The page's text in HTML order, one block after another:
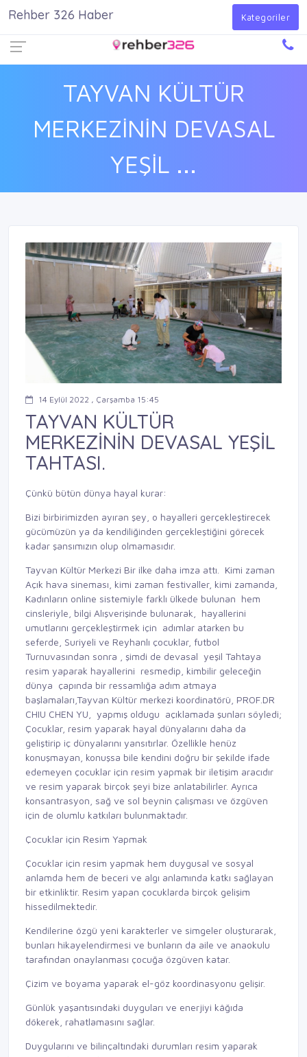
Giriş Yap
TAYVAN KÜLTÜR
MERKEZİNİN DEVASAL
YEŞİL ...
Rehber 326 Haber Kategoriler
14 Eylül 2022 , Çarşamba 15:45
TAYVAN KÜLTÜR
MERKEZİNİN DEVASAL YEŞİL
TAHTASI.
Çünkü bütün dünya hayal kurar:
Bizi birbirimizden ayıran şey, o hayalleri gerçekleştirecek
gücümüzün ya da kendiliğinden gerçekleştiğini görecek
kadar şansımızın olup olmamasıdır.
Tayvan Kültür Merkezi Bir ilke daha imza attı. Kimi zaman
Açık hava sineması, kimi zaman festivaller, kimi zamanda,
Kadınların online sistemiyle farklı ülkede bulunan hem
cinsleriyle, bilgi Alışverişinde bulunarak, hayallerini
umutlarını gerçekleştirmek için adımlar atarken bu
seferde, Suriyeli ve Reyhanlı çocuklar, futbol
Turnuvasından sonra , şimdi de devasal yeşil Tahtaya
resim yaparak hayallerini resmedip, kimbilir geleceğin
dünya çapında bir ressamlığa adım atmaya
başlamaları,Tayvan Kültür merkezi koordinatörü, PROF.DR
CHIU CHEN YU, yapmış oldugu açıklamada şunları söyledi;
Çocuklar, resim yaparak hayal dünyalarını daha da
geliştirip iç dünyalarını yansıtırlar. Özellikle henüz
konuşmayan, konuşsa bile kendini doğru bir şekilde ifade
edemeyen çocuklar için resim yapmak bir iletişim aracıdır
ve resim yaparak birçok şeyi bize anlatabilirler. Ayrıca
konsantrasyon, sağ ve sol beynin çalışması ve özgüven
için de olumlu katkıları bulunmaktadır.
Çocuklar için Resim Yapmak
Çocuklar için resim yapmak hem duygusal ve sosyal
anlamda hem de beceri ve algı anlamında katkı sağlayan
bir etkinliktir. Resim yapan çocuklarda birçok gelişim
hissedilmektedir.
Kendilerine özgü yeni karakterler ve simgeler oluşturarak,
bunları hikayelendirmesi ve bunların da aile ve anaokulu
tarafından onaylanması çocuğa özgüven katar.
Çizim ve boyama yaparak el-göz koordinasyonu gelişir.
Günlük yaşantısındaki duyguları ve enerjiyi kâğıda
dökerek, rahatlamasını sağlar.
Duygularını ve bilinçaltındaki durumları resim yaparak